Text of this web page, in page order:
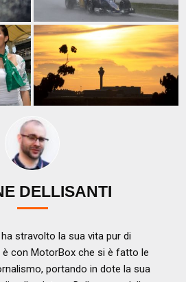
DELLISANTI
stravolto la sua vita pur di
con MotorBox che si è fatto le
portando in dote la sua